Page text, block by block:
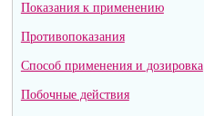
Показания к применению
Противопоказания
Способ применения и дозировка
Побочные действия